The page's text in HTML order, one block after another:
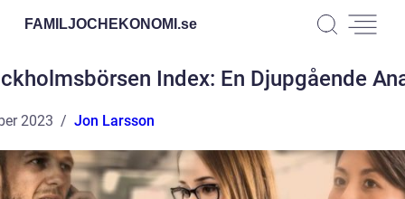
FAMILJOCHEKONOMI.se
Index: En Djupgående
2023 Jon Larsson